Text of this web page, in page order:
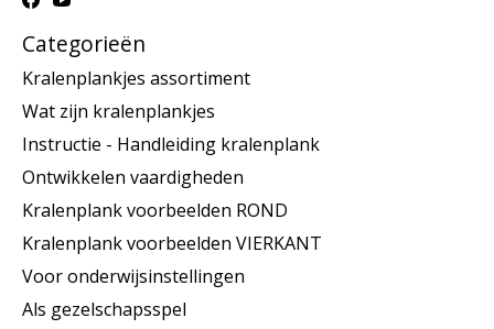
Categorieën
Kralenplankjes assortiment
Wat zijn kralenplankjes
Instructie - Handleiding kralenplank
Ontwikkelen vaardigheden
Kralenplank voorbeelden ROND
Kralenplank voorbeelden VIERKANT
Voor onderwijsinstellingen
Als gezelschapsspel